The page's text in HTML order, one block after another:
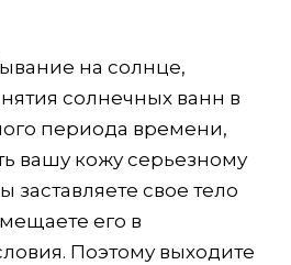
на солнце,
солнечных ванн в
периода времени,
вашу кожу серьезному
заставляете свое тело
его в
Поэтому выходите